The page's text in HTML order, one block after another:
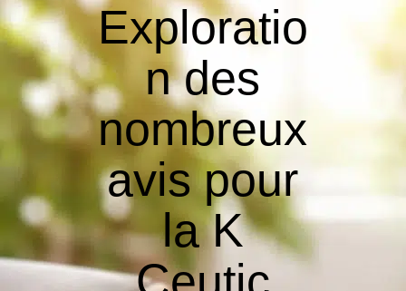
Exploratio
n des
nombreux
avis pour
la K